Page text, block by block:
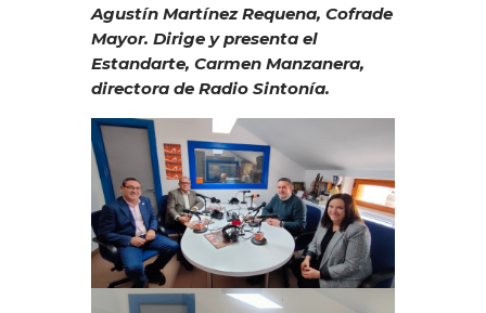
Agustín Martínez Requena, Cofrade
Mayor. Dirige y presenta el
Estandarte, Carmen Manzanera,
directora de Radio Sintonía.